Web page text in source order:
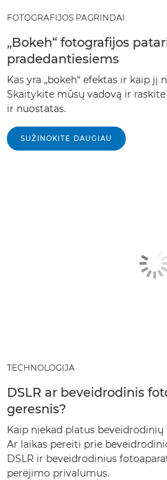
FOTOGRAFIJOS PAGRINDAI
„Bokeh“ fotografijos
pradedantiesiems
Kas yra „bokeh“ efektas ir kaip jį
Skaitykite mūsų vadovą ir
ir nuostatas.
SUŽINOKITE DAUGIAU
TECHNOLOGIJA
DSLR ar beveidrodinis
geresnis?
Kaip niekad platus
Ar laikas pereiti prie
DSLR ir beveidrodinius
perėjimo privalumus.